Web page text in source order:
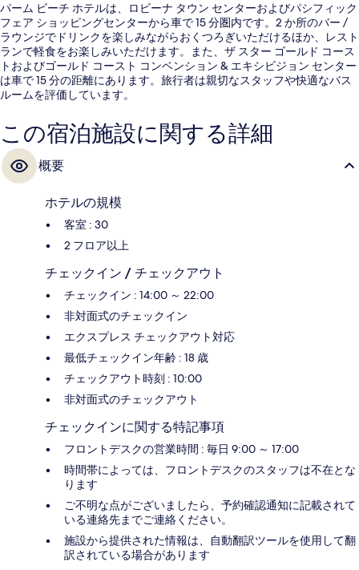
パーム ビーチ ホテルは、ロビーナ タウン センターおよびパシフィック
フェア ショッピングセンターから車で 15 分圏内です。2 か所のバー /
ラウンジでドリンクを楽しみながらおくつろぎいただけるほか、レスト
ランで軽食をお楽しみいただけます。また、ザ スター ゴールド コース
トおよびゴールド コースト コンベンション & エキシビジョン センター
は車で 15 分の距離にあります。旅行者は親切なスタッフや快適なバス
ルームを評価しています。
この宿泊施設に関する詳細
概要
ホテルの規模
客室 : 30
2 フロア以上
チェックイン / チェックアウト
チェックイン : 14:00 ～ 22:00
非対面式のチェックイン
エクスプレス チェックアウト対応
最低チェックイン年齢 : 18 歳
チェックアウト時刻 : 10:00
非対面式のチェックアウト
チェックインに関する特記事項
フロントデスクの営業時間 : 毎日 9:00 ～ 17:00
時間帯によっては、フロントデスクのスタッフは不在とな
ります
ご不明な点がございましたら、予約確認通知に記載されて
いる連絡先までご連絡ください。
施設から提供された情報は、自動翻訳ツールを使用して翻
訳されている場合があります